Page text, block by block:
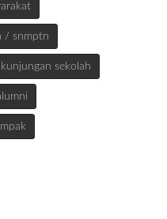
/ snmptn
kunjungan sekolah